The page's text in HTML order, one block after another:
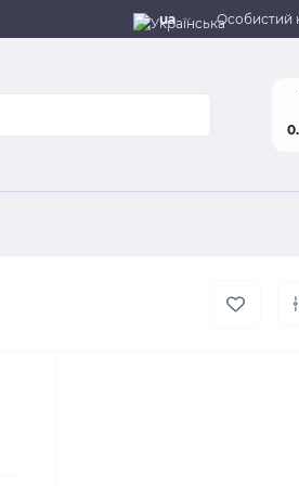
ua Особистий